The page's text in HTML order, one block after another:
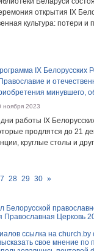
открытия IX
культура: потери
IX Белорусских
и
минувшего,
ноября 2023
работы IX
продлятся до 21
круглые столы и
28 29 30 »
Православная Церковь
ссылка на church.by
свое мнение по